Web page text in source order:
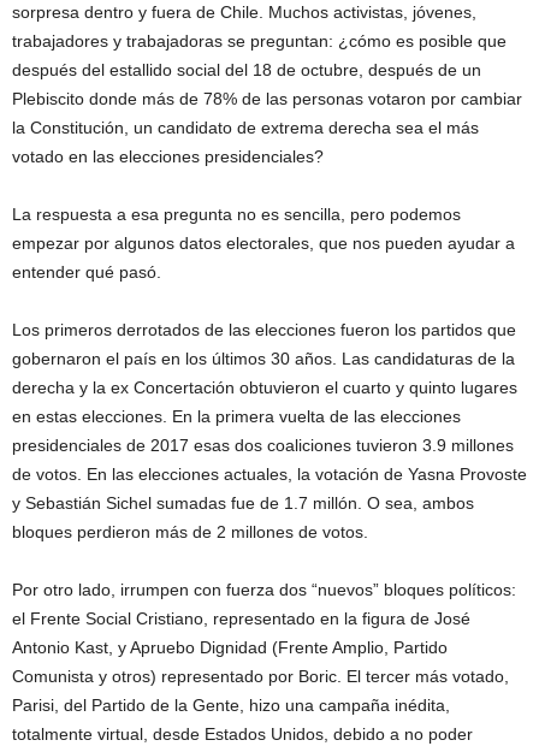
sorpresa dentro y fuera de Chile. Muchos activistas, jóvenes,
trabajadores y trabajadoras se preguntan: ¿cómo es posible que
después del estallido social del 18 de octubre, después de un
Plebiscito donde más de 78% de las personas votaron por cambiar
la Constitución, un candidato de extrema derecha sea el más
votado en las elecciones presidenciales?
La respuesta a esa pregunta no es sencilla, pero podemos
empezar por algunos datos electorales, que nos pueden ayudar a
entender qué pasó.
Los primeros derrotados de las elecciones fueron los partidos que
gobernaron el país en los últimos 30 años. Las candidaturas de la
derecha y la ex Concertación obtuvieron el cuarto y quinto lugares
en estas elecciones. En la primera vuelta de las elecciones
presidenciales de 2017 esas dos coaliciones tuvieron 3.9 millones
de votos. En las elecciones actuales, la votación de Yasna Provoste
y Sebastián Sichel sumadas fue de 1.7 millón. O sea, ambos
bloques perdieron más de 2 millones de votos.
Por otro lado, irrumpen con fuerza dos “nuevos” bloques políticos:
el Frente Social Cristiano, representado en la figura de José
Antonio Kast, y Apruebo Dignidad (Frente Amplio, Partido
Comunista y otros) representado por Boric. El tercer más votado,
Parisi, del Partido de la Gente, hizo una campaña inédita,
totalmente virtual, desde Estados Unidos, debido a no poder